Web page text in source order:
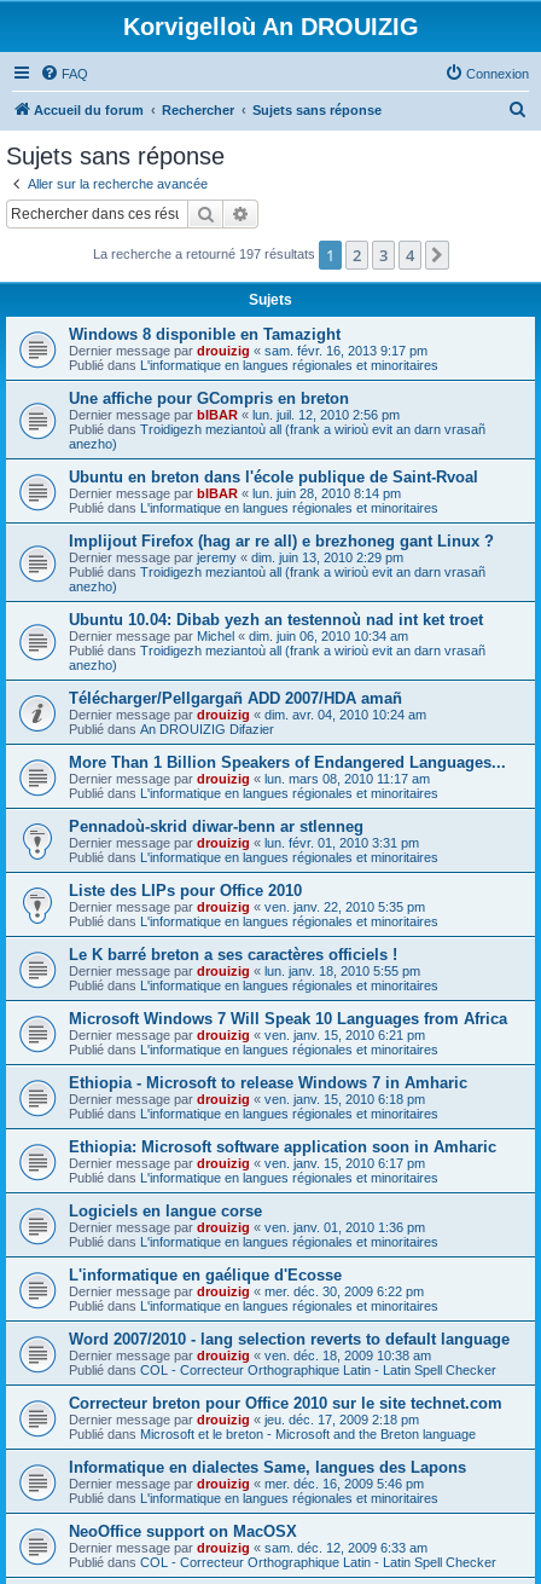
Korvigelloù An DROUIZIG
FAQ Connexion
Accueil du forum Rechercher Sujets sans réponse
c
Sujets sans réponse
Aller sur la recherche avancée
Rechercher
La recherche a retourné 197 résultats 1 2 3 4
Sujets
Windows 8 disponible en Tamazight
Dernier message par drouizig « sam. févr. 16, 2013 9:17 pm
Publié dans L'informatique en langues régionales et minoritaires
Une affiche pour GCompris en breton
Dernier message par bIBAR « lun. juil. 12, 2010 2:56 pm
Publié dans Troidigezh meziantoù all (frank a wirioù evit an darn vrasañ
anezho)
Ubuntu en breton dans l'école publique de Saint-Rvoal
Dernier message par bIBAR « lun. juin 28, 2010 8:14 pm
Publié dans L'informatique en langues régionales et minoritaires
Implijout Firefox (hag ar re all) e brezhoneg gant Linux ?
Dernier message par jeremy « dim. juin 13, 2010 2:29 pm
Publié dans Troidigezh meziantoù all (frank a wirioù evit an darn vrasañ
anezho)
Ubuntu 10.04: Dibab yezh an testennoù nad int ket troet
Dernier message par Michel « dim. juin 06, 2010 10:34 am
Publié dans Troidigezh meziantoù all (frank a wirioù evit an darn vrasañ
anezho)
Télécharger/Pellgargañ ADD 2007/HDA amañ
Dernier message par drouizig « dim. avr. 04, 2010 10:24 am
Publié dans An DROUIZIG Difazier
More Than 1 Billion Speakers of Endangered Languages...
Dernier message par drouizig « lun. mars 08, 2010 11:17 am
Publié dans L'informatique en langues régionales et minoritaires
Pennadoù-skrid diwar-benn ar stlenneg
Dernier message par drouizig « lun. févr. 01, 2010 3:31 pm
Publié dans L'informatique en langues régionales et minoritaires
Liste des LIPs pour Office 2010
Dernier message par drouizig « ven. janv. 22, 2010 5:35 pm
Publié dans L'informatique en langues régionales et minoritaires
Le K barré breton a ses caractères officiels !
Dernier message par drouizig « lun. janv. 18, 2010 5:55 pm
Publié dans L'informatique en langues régionales et minoritaires
Microsoft Windows 7 Will Speak 10 Languages from Africa
Dernier message par drouizig « ven. janv. 15, 2010 6:21 pm
Publié dans L'informatique en langues régionales et minoritaires
Ethiopia - Microsoft to release Windows 7 in Amharic
Dernier message par drouizig « ven. janv. 15, 2010 6:18 pm
Publié dans L'informatique en langues régionales et minoritaires
Ethiopia: Microsoft software application soon in Amharic
Dernier message par drouizig « ven. janv. 15, 2010 6:17 pm
Publié dans L'informatique en langues régionales et minoritaires
Logiciels en langue corse
Dernier message par drouizig « ven. janv. 01, 2010 1:36 pm
Publié dans L'informatique en langues régionales et minoritaires
L'informatique en gaélique d'Ecosse
Dernier message par drouizig « mer. déc. 30, 2009 6:22 pm
Publié dans L'informatique en langues régionales et minoritaires
Word 2007/2010 - lang selection reverts to default language
Dernier message par drouizig « ven. déc. 18, 2009 10:38 am
Publié dans COL - Correcteur Orthographique Latin - Latin Spell Checker
Correcteur breton pour Office 2010 sur le site technet.com
Dernier message par drouizig « jeu. déc. 17, 2009 2:18 pm
Publié dans Microsoft et le breton - Microsoft and the Breton language
Informatique en dialectes Same, langues des Lapons
Dernier message par drouizig « mer. déc. 16, 2009 5:46 pm
Publié dans L'informatique en langues régionales et minoritaires
NeoOffice support on MacOSX
Dernier message par drouizig « sam. déc. 12, 2009 6:33 am
Publié dans COL - Correcteur Orthographique Latin - Latin Spell Checker